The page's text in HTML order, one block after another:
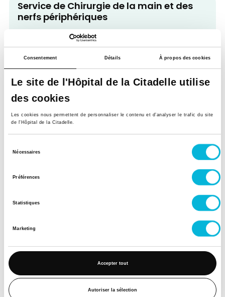
Consentement Détails À propos des cookies
Le site de l'Hôpital de la Citadelle utilise
des cookies
Les cookies nous permettent de personnaliser le contenu et d’analyser le trafic du site
de l'Hôpital de la Citadelle.
Nécessaires
Préférences
Statistiques
Marketing
Accepter tout
Autoriser la sélection
Service de Chirurgie de la main et des
nerfs périphériques
Contacter le service
Retour à tous nos spécialistes
Soutenez notre Fondation
financer des projets qui améliorent
leurs proches.
Découvrir la Fondation